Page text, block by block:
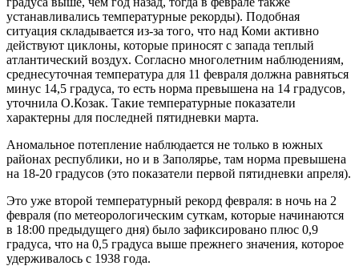
устанавливались температурные рекорды). Подобная
ситуация складывается из-за того, что над Коми активно
действуют циклоны, которые приносят с запада теплый
атлантический воздух. Согласно многолетним наблюдениям,
среднесуточная температура для 11 февраля должна равняться
минус 14,5 градуса, то есть норма превышена на 14 градусов,
уточнила О.Козак. Такие температурные показатели
характерны для последней пятидневки марта.
Аномальное потепление наблюдается не только в южных
районах республики, но и в Заполярье, там норма превышена
на 18-20 градусов (это показатели первой пятидневки апреля).
Это уже второй температурный рекорд февраля: в ночь на 2
февраля (по метеорологическим суткам, которые начинаются
в 18:00 предыдущего дня) было зафиксировано плюс 0,9
градуса, что на 0,5 градуса выше прежнего значения, которое
удерживалось с 1938 года.